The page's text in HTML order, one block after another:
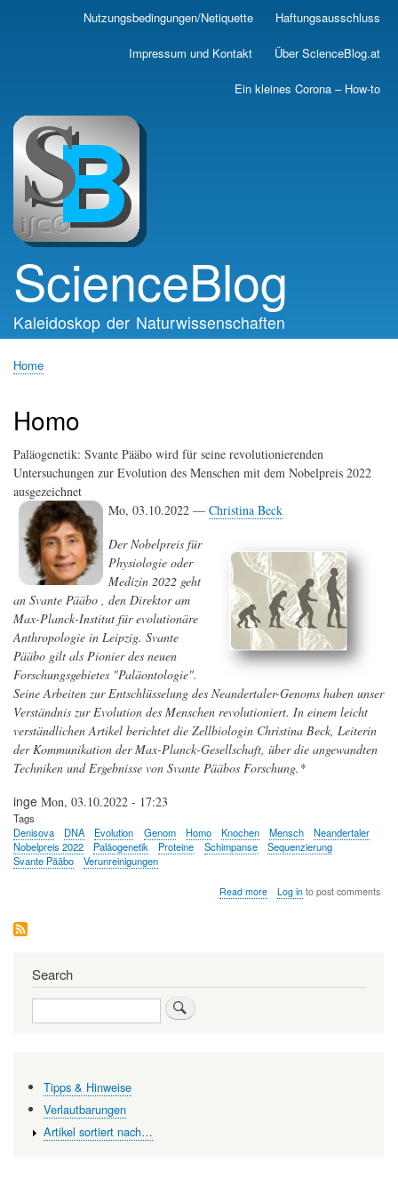
Skip
main
Nutzungsbedingungen/Netiquette Haftungsausschluss
Impressum und Kontakt Über ScienceBlog.at
Ein kleines Corona – How-to
ScienceBlog
Kaleidoskop der Naturwissenschaften
Home
Homo
Paläogenetik: Svante Pääbo wird für seine revolutionierenden
Untersuchungen zur Evolution des Menschen mit dem Nobelpreis 2022
ausgezeichnet
Mo, 03.10.2022 — Christina Beck
Der Nobelpreis für
Physiologie oder
Medizin 2022 geht
an Svante Pääbo , den Direktor am
Max-Planck-Institut für evolutionäre
Anthropologie in Leipzig. Svante
Pääbo gilt als Pionier des neuen
Forschungsgebietes "Paläontologie".
Seine Arbeiten zur Entschlüsselung des Neandertaler-Genoms haben unser
Verständnis zur Evolution des Menschen revolutioniert. In einem leicht
verständlichen Artikel berichtet die Zellbiologin Christina Beck, Leiterin
der Kommunikation der Max-Planck-Gesellschaft, über die angewandten
Techniken und Ergebnisse von Svante Pääbos Forschung.*
inge Mon, 03.10.2022 - 17:23
Tags
Denisova
DNA Evolution Genom Homo Knochen Mensch
Neandertaler
Nobelpreis 2022
Paläogenetik Proteine Schimpanse
Sequenzierung
Svante Pääbo
Verunreinigungen
Read moreabout
Paläogenetik:
revolutionierenden
Log into post comments
Search
Search
Tipps & Hinweise
Verlautbarungen
Artikel sortiert nach…